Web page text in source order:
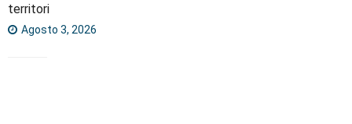
territori
Agosto 3, 2026